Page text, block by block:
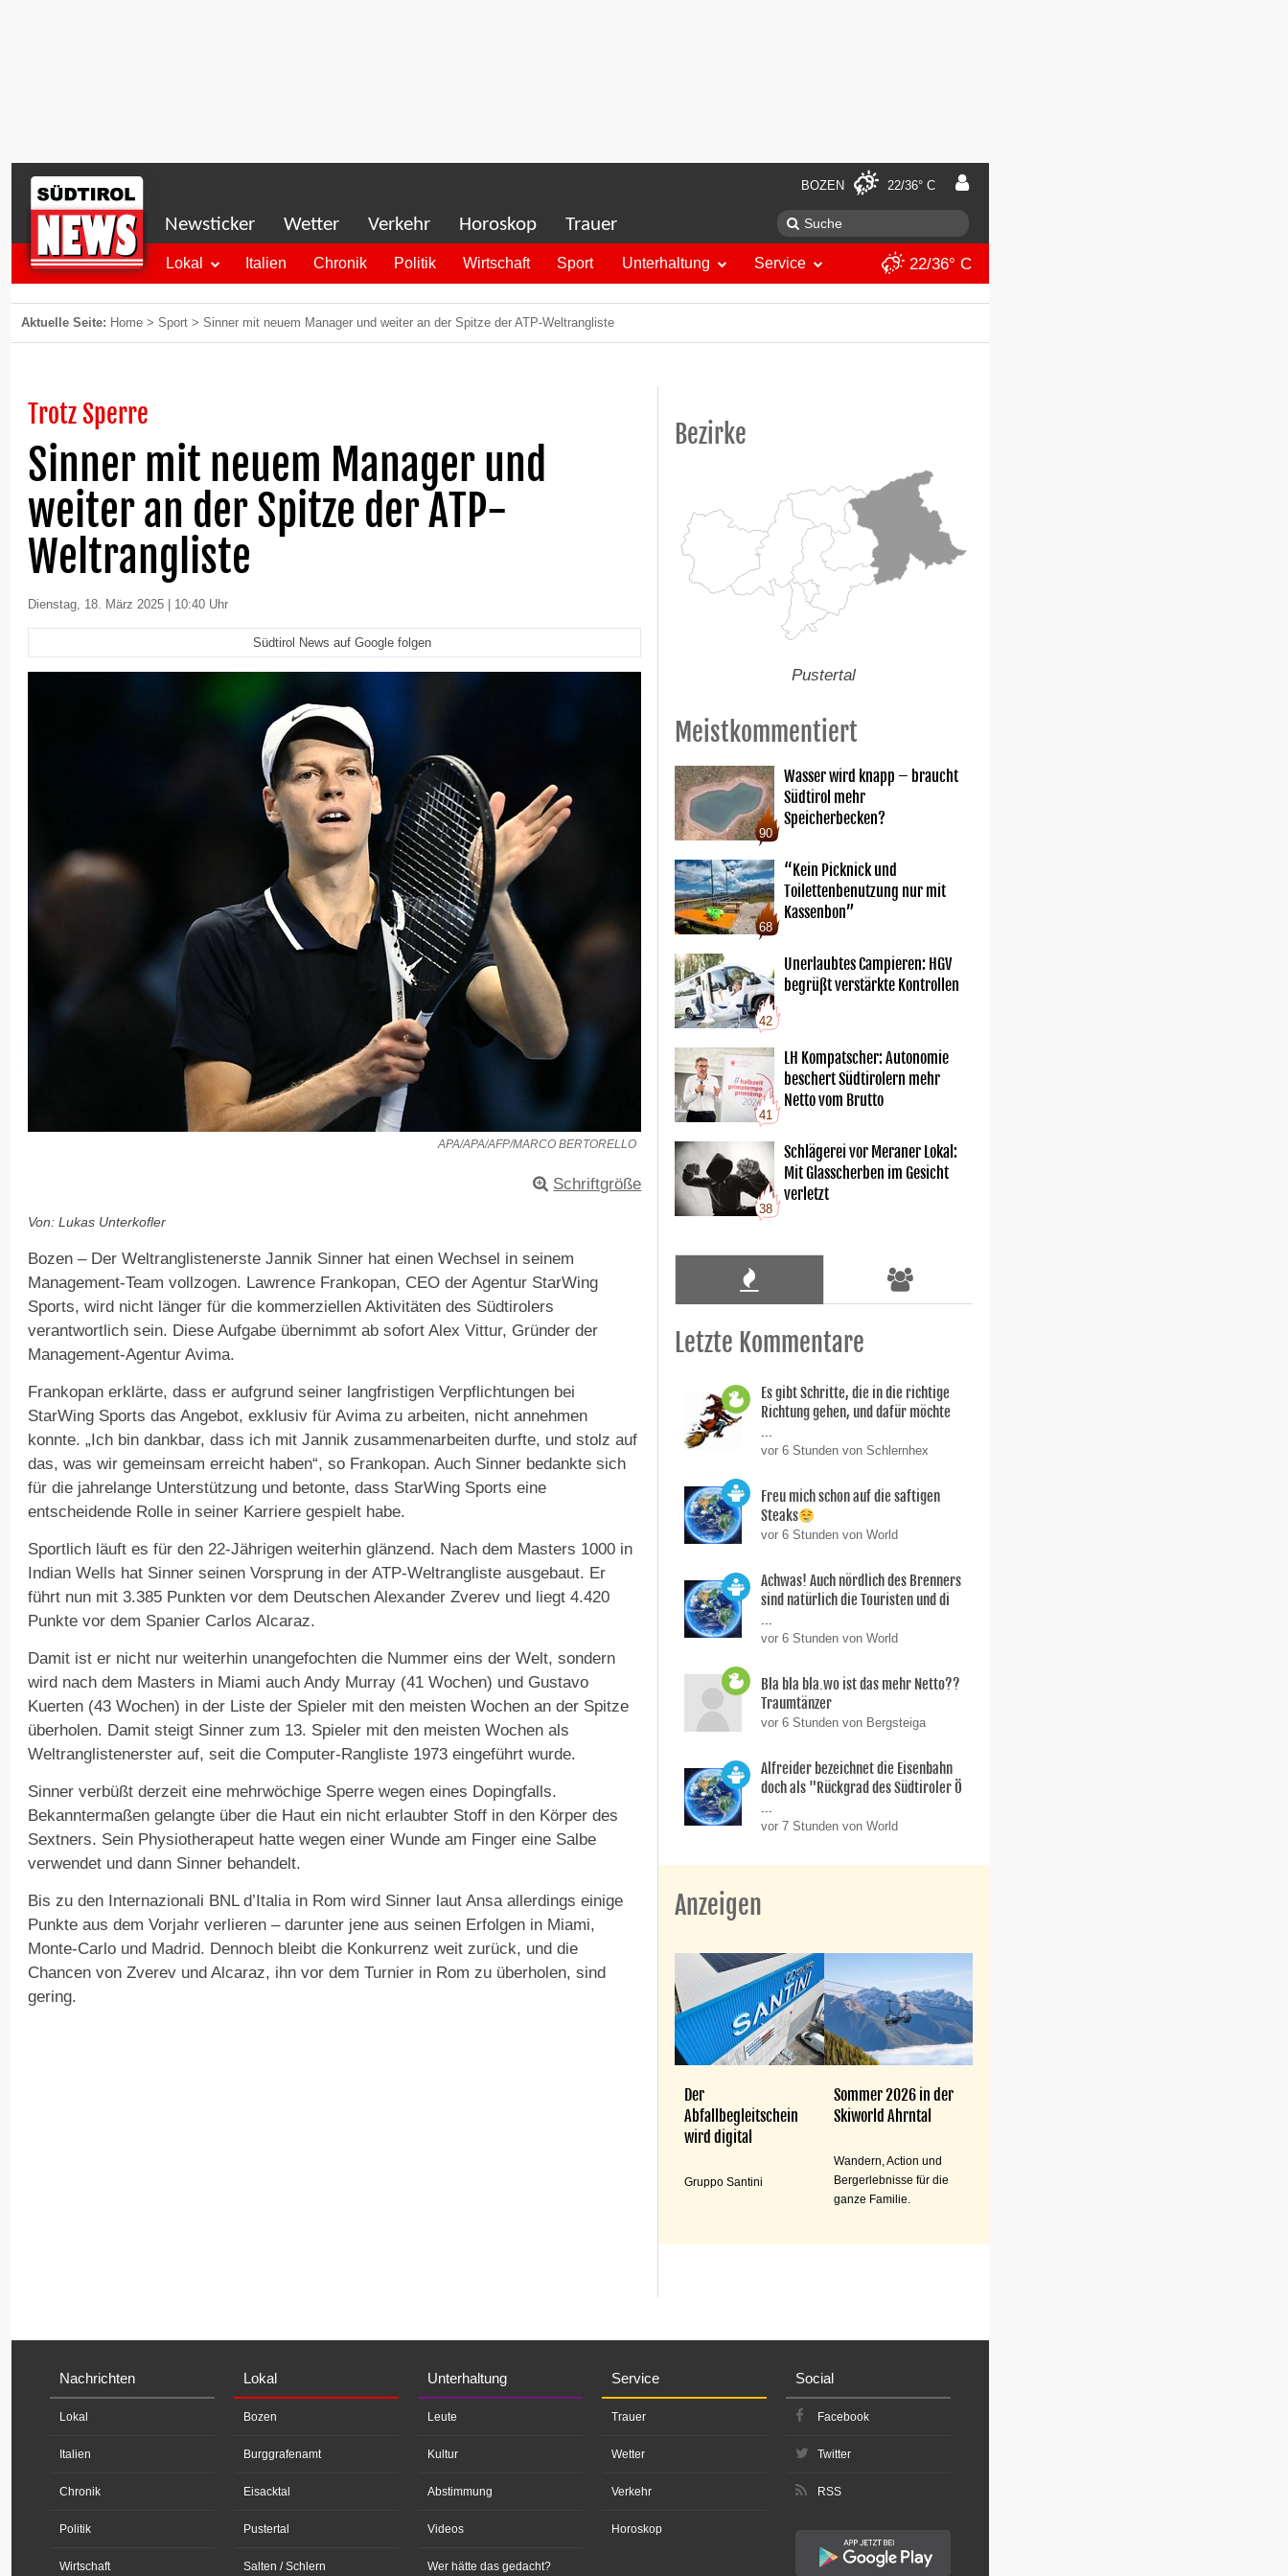
BOZEN 22/36° C
Newsticker Wetter Verkehr Horoskop Trauer
Lokal Italien Chronik Politik Wirtschaft Sport Unterhaltung Service 22/36° C
Aktuelle Seite: Home > Sport > Sinner mit neuem Manager und weiter an der Spitze der ATP-Weltrangliste
Trotz Sperre
Sinner mit neuem Manager und
weiter an der Spitze der ATP-
Weltrangliste
Dienstag, 18. März 2025 | 10:40 Uhr
Südtirol News auf Google folgen
APA/APA/AFP/MARCO BERTORELLO
Schriftgröße
Von: Lukas Unterkofler
Bozen – Der Weltranglistenerste Jannik Sinner hat einen Wechsel in seinem
Management-Team vollzogen. Lawrence Frankopan, CEO der Agentur StarWing
Sports, wird nicht länger für die kommerziellen Aktivitäten des Südtirolers
verantwortlich sein. Diese Aufgabe übernimmt ab sofort Alex Vittur, Gründer der
Management-Agentur Avima.
Frankopan erklärte, dass er aufgrund seiner langfristigen Verpflichtungen bei
StarWing Sports das Angebot, exklusiv für Avima zu arbeiten, nicht annehmen
konnte. „Ich bin dankbar, dass ich mit Jannik zusammenarbeiten durfte, und stolz auf
das, was wir gemeinsam erreicht haben“, so Frankopan. Auch Sinner bedankte sich
für die jahrelange Unterstützung und betonte, dass StarWing Sports eine
entscheidende Rolle in seiner Karriere gespielt habe.
Sportlich läuft es für den 22-Jährigen weiterhin glänzend. Nach dem Masters 1000 in
Indian Wells hat Sinner seinen Vorsprung in der ATP-Weltrangliste ausgebaut. Er
führt nun mit 3.385 Punkten vor dem Deutschen Alexander Zverev und liegt 4.420
Punkte vor dem Spanier Carlos Alcaraz.
Damit ist er nicht nur weiterhin unangefochten die Nummer eins der Welt, sondern
wird nach dem Masters in Miami auch Andy Murray (41 Wochen) und Gustavo
Kuerten (43 Wochen) in der Liste der Spieler mit den meisten Wochen an der Spitze
überholen. Damit steigt Sinner zum 13. Spieler mit den meisten Wochen als
Weltranglistenerster auf, seit die Computer-Rangliste 1973 eingeführt wurde.
Sinner verbüßt derzeit eine mehrwöchige Sperre wegen eines Dopingfalls.
Bekanntermaßen gelangte über die Haut ein nicht erlaubter Stoff in den Körper des
Sextners. Sein Physiotherapeut hatte wegen einer Wunde am Finger eine Salbe
verwendet und dann Sinner behandelt.
Bis zu den Internazionali BNL d’Italia in Rom wird Sinner laut Ansa allerdings einige
Punkte aus dem Vorjahr verlieren – darunter jene aus seinen Erfolgen in Miami,
Monte-Carlo und Madrid. Dennoch bleibt die Konkurrenz weit zurück, und die
Chancen von Zverev und Alcaraz, ihn vor dem Turnier in Rom zu überholen, sind
gering.
Bezirke
Pustertal
Meistkommentiert
90
Wasser wird knapp – braucht
Südtirol mehr
Speicherbecken?
68
“Kein Picknick und
Toilettenbenutzung nur mit
Kassenbon”
42
Unerlaubtes Campieren: HGV
begrüßt verstärkte Kontrollen
41
LH Kompatscher: Autonomie
beschert Südtirolern mehr
Netto vom Brutto
38
Schlägerei vor Meraner Lokal:
Mit Glasscherben im Gesicht
verletzt
Letzte Kommentare
Es gibt Schritte, die in die richtige
Richtung gehen, und dafür möchte
...
vor 6 Stunden von Schlernhex
Freu mich schon auf die saftigen
Steaks
vor 6 Stunden von World
Achwas! Auch nördlich des Brenners
sind natürlich die Touristen und di
...
vor 6 Stunden von World
Bla bla bla.wo ist das mehr Netto??
Traumtänzer
vor 6 Stunden von Bergsteiga
Alfreider bezeichnet die Eisenbahn
doch als "Rückgrad des Südtiroler Ö
...
vor 7 Stunden von World
Anzeigen
Der
Abfallbegleitschein
wird digital
Gruppo Santini
Sommer 2026 in der
Skiworld Ahrntal
Wandern, Action und
Bergerlebnisse für die
ganze Familie.
Nachrichten
Lokal
Italien
Chronik
Politik
Wirtschaft
Lokal
Bozen
Burggrafenamt
Eisacktal
Pustertal
Salten / Schlern
Unterhaltung
Leute
Kultur
Abstimmung
Videos
Wer hätte das gedacht?
Service
Trauer
Wetter
Verkehr
Horoskop
Social
Facebook
Twitter
RSS